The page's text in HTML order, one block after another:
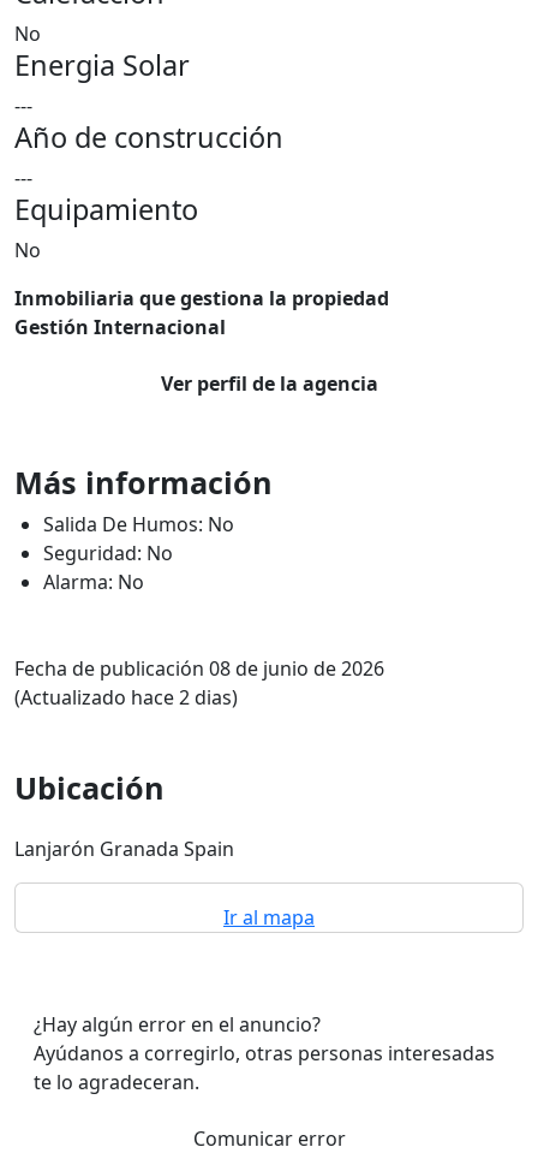
No
Energia Solar
---
Año de construcción
---
Equipamiento
No
Inmobiliaria que gestiona la propiedad
Gestión Internacional
Ver perfil de la agencia
Más información
Salida De Humos: No
Seguridad: No
Alarma: No
Fecha de publicación 08 de junio de 2026
(Actualizado hace 2 dias)
Ubicación
Lanjarón Granada Spain
Ir al mapa
¿Hay algún error en el anuncio?
Ayúdanos a corregirlo, otras personas interesadas
te lo agradeceran.
Comunicar error